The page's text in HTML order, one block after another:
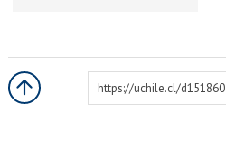
https://uchile.cl/d151860